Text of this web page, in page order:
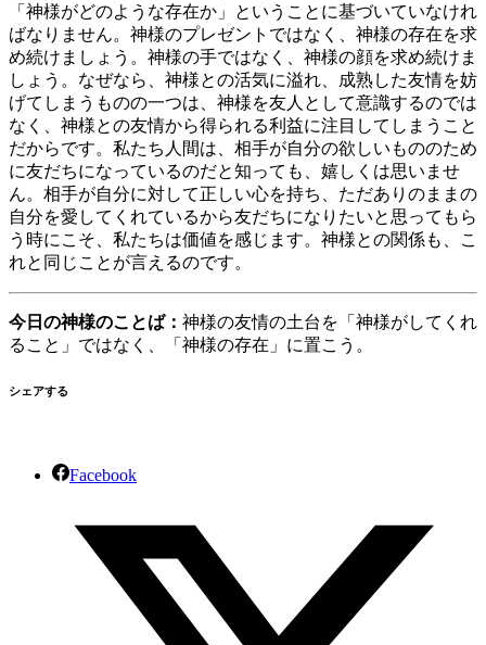
「神様がどのような存在か」ということに基づいていなけれ
ばなりません。神様のプレゼントではなく、神様の存在を求
め続けましょう。神様の手ではなく、神様の顔を求め続けま
しょう。なぜなら、神様との活気に溢れ、成熟した友情を妨
げてしまうものの一つは、神様を友人として意識するのでは
なく、神様との友情から得られる利益に注目してしまうこと
だからです。私たち人間は、相手が自分の欲しいもののため
に友だちになっているのだと知っても、嬉しくは思いませ
ん。相手が自分に対して正しい心を持ち、ただありのままの
自分を愛してくれているから友だちになりたいと思ってもら
う時にこそ、私たちは価値を感じます。神様との関係も、こ
れと同じことが言えるのです。
今日の神様のことば： 神様の友情の土台を「神様がしてくれ
ること」ではなく、「神様の存在」に置こう。
シェアする
Facebook